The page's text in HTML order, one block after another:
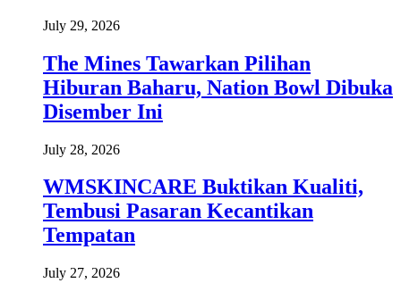
July 29, 2026
The Mines Tawarkan Pilihan
Hiburan Baharu, Nation Bowl Dibuka
Disember Ini
July 28, 2026
WMSKINCARE Buktikan Kualiti,
Tembusi Pasaran Kecantikan
Tempatan
July 27, 2026